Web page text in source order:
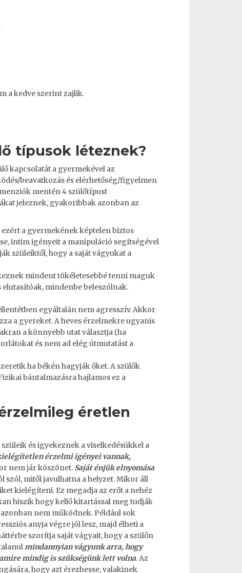
a kedve szerint zajlik.
típusok léteznek?
kapcsolatát a gyermekével az
beavatkozás és elérhetőség/figyelmen
mentén 4 szülőtípust
jeleznek, gyakoribbak azonban az
a gyermekének képtelen biztos
intim igényeit a manipuláció segítségével
szüleiktől, hogy a saját vágyukat a
mindent tökéletesebbé tenni maguk
mindenbe beleszólnak.
egyáltalán nem agresszív. Akkor
a gyereket. A heves érzelmekre ugyanis
a könnyebb utat választja (ha
és nem ad elég útmutatást a
ha békén hagyják őket. A szülők
bántalmazásra hajlamos ez a
éretlen
és igyekeznek a viselkedésükkel a
érzelmi igényei vannak,
nem jár köszönet. Saját énjük elnyomása
szól, mitől javulhatna a helyzet. Mikor áll
kielégíteni. Ez megadja az erőt a nehéz
hiszik hogy kellő kitartással meg tudják
nem működnek. Például sok
anyja végre jól lesz, majd élheti a
szorítja saját vágyait, hogy a szülőn
mindannyian vágyunk arra, hogy
mindig is szükségünk lett volna. Az
hogy azt érezhesse, valakinek